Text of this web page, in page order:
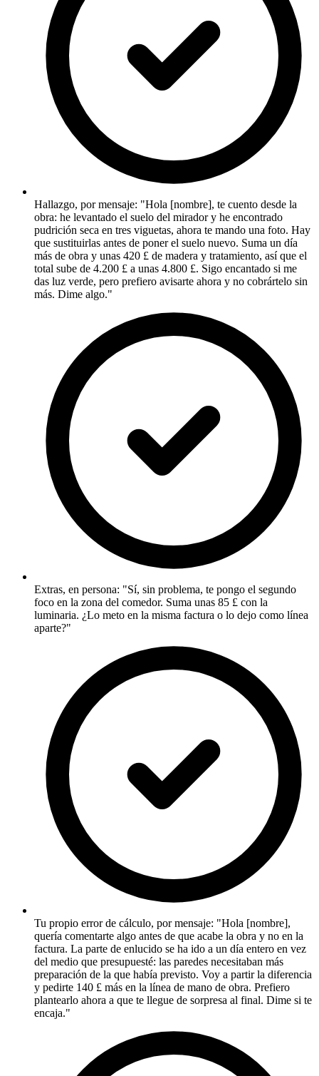
Hallazgo, por mensaje: "Hola [nombre], te cuento desde la
obra: he levantado el suelo del mirador y he encontrado
pudrición seca en tres viguetas, ahora te mando una foto. Hay
que sustituirlas antes de poner el suelo nuevo. Suma un día
más de obra y unas 420 £ de madera y tratamiento, así que el
total sube de 4.200 £ a unas 4.800 £. Sigo encantado si me
das luz verde, pero prefiero avisarte ahora y no cobrártelo sin
más. Dime algo."
Extras, en persona: "Sí, sin problema, te pongo el segundo
foco en la zona del comedor. Suma unas 85 £ con la
luminaria. ¿Lo meto en la misma factura o lo dejo como línea
aparte?"
Tu propio error de cálculo, por mensaje: "Hola [nombre],
quería comentarte algo antes de que acabe la obra y no en la
factura. La parte de enlucido se ha ido a un día entero en vez
del medio que presupuesté: las paredes necesitaban más
preparación de la que había previsto. Voy a partir la diferencia
y pedirte 140 £ más en la línea de mano de obra. Prefiero
plantearlo ahora a que te llegue de sorpresa al final. Dime si te
encaja."